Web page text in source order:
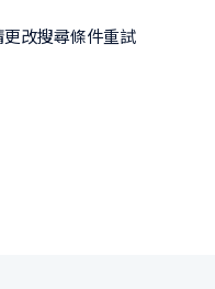
改搜尋條件重試